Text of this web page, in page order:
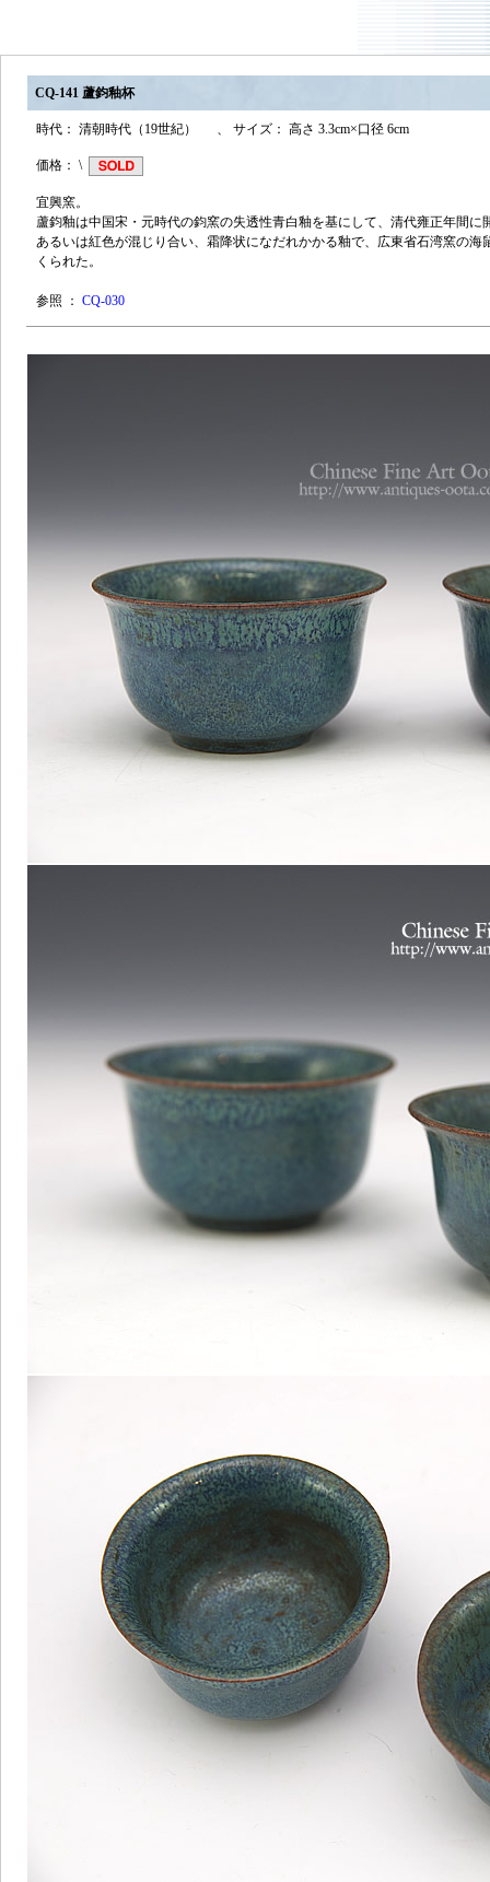
CQ-141 蘆鈞釉杯
時代： 清朝時代（19世紀） 、 サイズ： 高さ 3.3cm×口径 6cm
価格： \
宜興窯。
蘆鈞釉は中国宋・元時代の鈞窯の失透性青白釉を基にして、清代雍正年間
あるいは紅色が混じり合い、霜降状になだれかかる釉で、広東省石湾窯の
くられた。
参照 ： CQ-030